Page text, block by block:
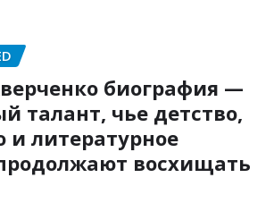
биография —
талант, чье детство,
и литературное
восхищать